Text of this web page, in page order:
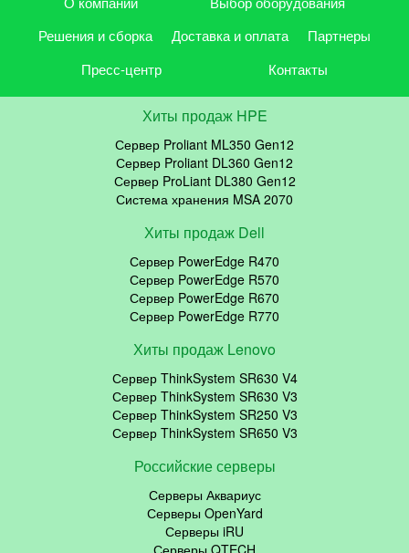
Решения и сборка
Доставка и оплата
Партнеры
Пресс-центр
Контакты
Хиты продаж HPE
Сервер Proliant ML350 Gen12
Сервер Proliant DL360 Gen12
Сервер ProLiant DL380 Gen12
Система хранения MSA 2070
Хиты продаж Dell
Сервер PowerEdge R470
Сервер PowerEdge R570
Сервер PowerEdge R670
Сервер PowerEdge R770
Хиты продаж Lenovo
Сервер ThinkSystem SR630 V4
Сервер ThinkSystem SR630 V3
Сервер ThinkSystem SR250 V3
Сервер ThinkSystem SR650 V3
Российские серверы
Серверы Аквариус
Серверы OpenYard
Серверы iRU
Серверы QTECH